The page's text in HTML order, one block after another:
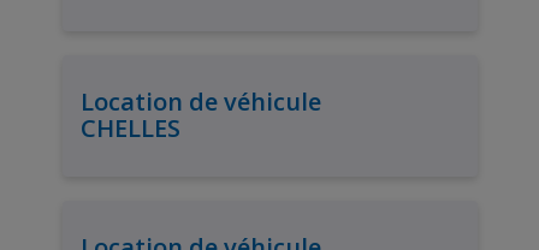
Location de véhicule
CHELLES